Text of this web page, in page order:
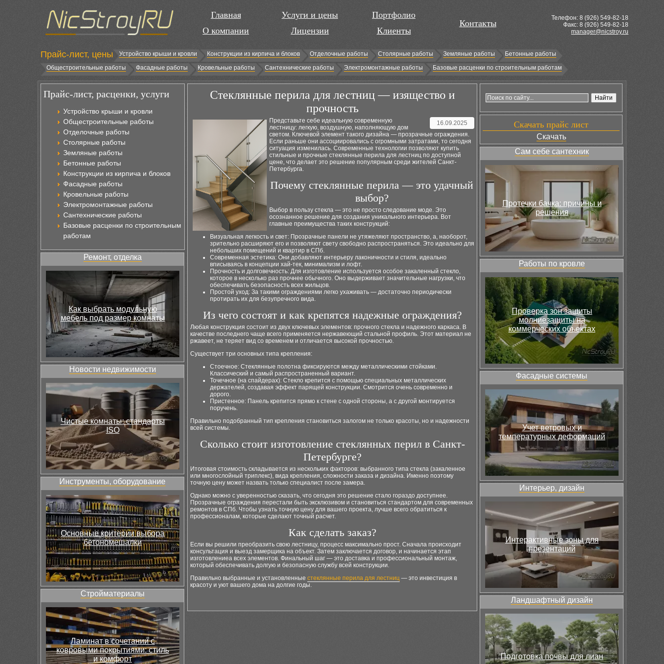
Главная
О компании
Услуги и цены
Лицензии
Портфолио
Клиенты
Контакты
Телефон: 8 (926) 549-82-18
Факс: 8 (926) 549-82-18
manager@nicstroy.ru
Прайс-лист, цены Устройство крыши и кровли Конструкции из кирпича и блоков Отделочные работы Столярные работы Земляные работы
Бетонные работы
Общестроительные работы
Фасадные работы Кровельные работы Сантехнические работы Электромонтажные работы Базовые расценки по строительным работам
Прайс-лист, расценки, услуги
Устройство крыши и кровли
Общестроительные работы
Отделочные работы
Столярные работы
Земляные работы
Бетонные работы
Конструкции из кирпича и блоков
Фасадные работы
Кровельные работы
Электромонтажные работы
Сантехнические работы
Базовые расценки по строительным
работам
Ремонт, отделка
Как выбрать модульную
мебель под размер комнаты
Новости недвижимости
Чистые комнаты: стандарты
ISO
Инструменты, оборудование
Основные критерии выбора
бетономешалки
Стройматериалы
Ламинат в сочетании с
ковровыми покрытиями: стиль
и комфорт
Стеклянные перила для лестниц — изящество и
прочность
16.09.2025
Представьте себе идеальную современную
лестницу: легкую, воздушную, наполняющую дом
светом. Ключевой элемент такого дизайна — прозрачные ограждения.
Если раньше они ассоциировались с огромными затратами, то сегодня
ситуация изменилась. Современные технологии позволяют купить
стильные и прочные стеклянные перила для лестниц по доступной
цене, что делает это решение популярным среди жителей Санкт-
Петербурга.
Почему стеклянные перила — это удачный
выбор?
Выбор в пользу стекла — это не просто следование моде. Это
осознанное решение для создания уникального интерьера. Вот
главные преимущества таких конструкций:
Визуальная легкость и свет: Прозрачные панели не утяжеляют пространство, а, наоборот,
зрительно расширяют его и позволяют свету свободно распространяться. Это идеально для
небольших помещений и квартир в СПб.
Современная эстетика: Они добавляют интерьеру лаконичности и стиля, идеально
вписываясь в концепции хай-тек, минимализм и лофт.
Прочность и долговечность: Для изготовление используется особое закаленный стекло,
которое в несколько раз прочнее обычного. Оно выдерживает значительные нагрузки, что
обеспечивать безопасность всех жильцов.
Простой уход: За такими ограждениями легко ухаживать — достаточно периодически
протирать их для безупречного вида.
Из чего состоят и как крепятся надежные ограждения?
Любая конструкция состоит из двух ключевых элементов: прочного стекла и надежного каркаса. В
качестве последнего чаще всего применяется нержавеющий стальной профиль. Этот материал не
ржавеет, не теряет вид со временем и отличается высокой прочностью.
Существует три основных типа крепления:
Стоечное: Стеклянные полотна фиксируются между металлическими стойками.
Классический и самый распространенный вариант.
Точечное (на спайдерах): Стекло крепится с помощью специальных металлических
держателей, создавая эффект парящей конструкции. Смотрится очень современно и
дорого.
Пристенное: Панель крепится прямо к стене с одной стороны, а с другой монтируется
поручень.
Правильно подобранный тип крепления становиться залогом не только красоты, но и надежности
всей системы.
Сколько стоит изготовление стеклянных перил в Санкт-
Петербурге?
Итоговая стоимость складывается из нескольких факторов: выбранного типа стекла (закаленное
или многослойный триплекс), вида крепления, сложности заказа и дизайна. Именно поэтому
точную цену может назвать только специалист после замера.
Однако можно с уверенностью сказать, что сегодня это решение стало гораздо доступнее.
Прозрачные ограждения перестали быть эксклюзивом и становиться стандартом для современных
ремонтов в СПб. Чтобы узнать точную цену для вашего проекта, лучше всего обратиться к
профессионалам, которые сделают точный расчет.
Как сделать заказ?
Если вы решили преобразить свою лестницу, процесс максимально прост. Сначала происходит
консультация и выезд замерщика на объект. Затем заключается договор, и начинается этап
изготовлениеа всех элементов. Финальный шаг — это доставка и профессиональный монтаж,
который обеспечивать долгую и безопасную службу всей конструкции.
Правильно выбранные и установленные стеклянные перила для лестниц — это инвестиция в
красоту и уют вашего дома на долгие годы.
Скачать прайс лист
Скачать
Сам себе сантехник
Протечки бачка: причины и
решения
Работы по кровле
Проверка зон защиты
молниезащиты на
коммерческих объектах
Фасадные системы
Учет ветровых и
температурных деформаций
Интерьер, дизайн
Интерактивные зоны для
презентаций
Ландшафтный дизайн
Подготовка почвы для лиан